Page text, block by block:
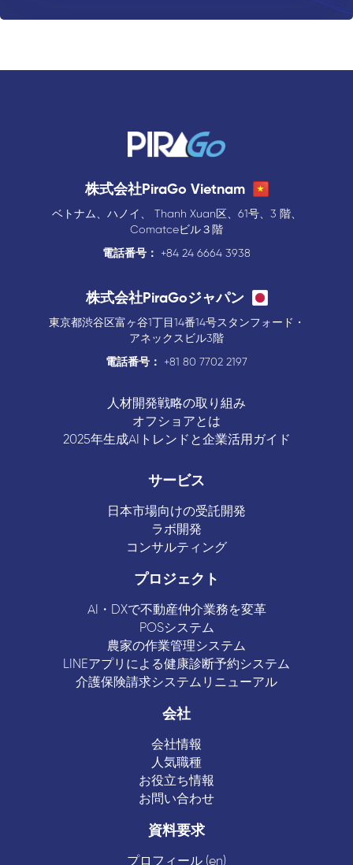
株式会社PiraGo Vietnam
ベトナム、ハノイ、 Thanh Xuan区、61号、3 階、
Comatceビル３階
電話番号：
+84 24 6664 3938
株式会社PiraGoジャパン
東京都渋谷区富ヶ谷1丁目14番14号スタンフォード・
アネックスビル3階
電話番号：
+81 80 7702 2197
人材開発戦略の取り組み
オフショアとは
2025年生成AIトレンドと企業活用ガイド
サービス
日本市場向けの受託開発
ラボ開発
コンサルティング
プロジェクト
AI・DXで不動産仲介業務を変革
POSシステム
農家の作業管理システム
LINEアプリによる健康診断予約システム
介護保険請求システムリニューアル
会社
会社情報
人気職種
お役立ち情報
お問い合わせ
資料要求
プロフィール (en)